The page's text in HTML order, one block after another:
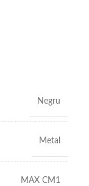
Negru
Metal
MAX CM1